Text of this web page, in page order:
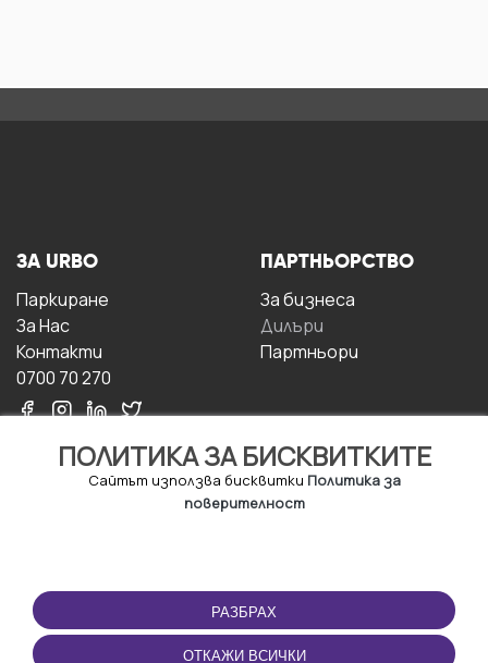
ПОЛИТИКА ЗА БИСКВИТКИТЕ
Сайтът използва бисквитки Политика за
поверителност
РАЗБРАХ
ОТКАЖИ ВСИЧКИ
ЗА URBO
Паркиране
За Hас
Контакти
0700 70 270
ПАРТНЬОРСТВО
За бизнесa
Дилъри
Партньори
ПОЛЗВАНЕ
Правила и условия за
ползване
ПРИЛОЖЕНИЕТО